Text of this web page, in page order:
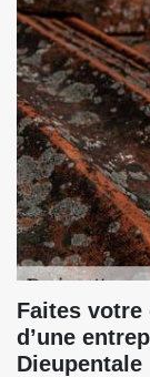
Faites votre
d’une
Dieupentale